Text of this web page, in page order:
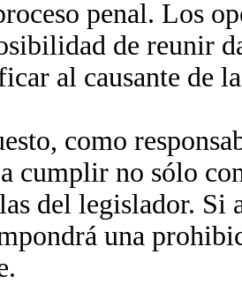
penal. Los
de reunir
al causante de
como
cumplir no sólo
del legislador. Si
una